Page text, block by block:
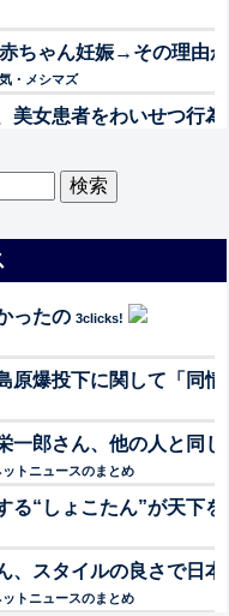
ちゃん妊娠→その理由
・メシマズ
美女患者をわいせつ行
の謎、まさかの「イキ
極旨牛鉄板ステーキ定
んJまとめ
る→エッヂ民「大会優
1時間で50pips急変動
から10日、死者38人・
ったの 3clicks!
原爆投下に関して「同
一郎さん、他の人と同
トニュースのまとめ
る“しょこたん”が天下
、スタイルの良さで日
トニュースのまとめ